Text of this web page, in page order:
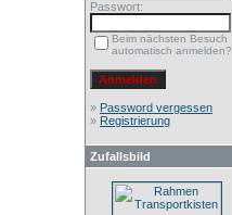
Passwort:
Beim nächsten Besuch
automatisch anmelden?
» Password vergessen
» Registrierung
Zufallsbild